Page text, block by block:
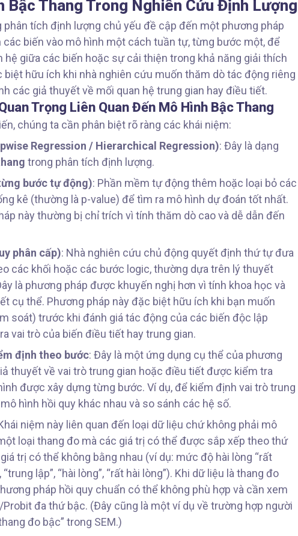
Bậc Thang Trong Nghiên Cứu Định Lượng
phân tích định lượng chủ yếu đề cập đến một phương pháp
biến vào mô hình một cách tuần tự, từng bước một, để
hệ giữa các biến hoặc sự cải thiện trong khả năng giải thích
biệt hữu ích khi nhà nghiên cứu muốn thăm dò tác động riêng
các giả thuyết về mối quan hệ trung gian hay điều tiết.
Trọng Liên Quan Đến Mô Hình Bậc Thang
chúng ta cần phân biệt rõ ràng các khái niệm:
Regression / Hierarchical Regression): Đây là dạng
trong phân tích định lượng.
bước tự động): Phần mềm tự động thêm hoặc loại bỏ các
kê (thường là p-value) để tìm ra mô hình dự đoán tốt nhất.
này thường bị chỉ trích vì tính thăm dò cao và dễ dẫn đến
phân cấp): Nhà nghiên cứu chủ động quyết định thứ tự đưa
các khối hoặc các bước logic, thường dựa trên lý thuyết
là phương pháp được khuyến nghị hơn vì tính khoa học và
cụ thể. Phương pháp này đặc biệt hữu ích khi bạn muốn
soát) trước khi đánh giá tác động của các biến độc lập
vai trò của biến điều tiết hay trung gian.
định theo bước: Đây là một ứng dụng cụ thể của phương
thuyết về vai trò trung gian hoặc điều tiết được kiểm tra
được xây dựng từng bước. Ví dụ, để kiểm định vai trò trung
hình hồi quy khác nhau và so sánh các hệ số.
niệm này liên quan đến loại dữ liệu chứ không phải mô
loại thang đo mà các giá trị có thể được sắp xếp theo thứ
trị có thể không bằng nhau (ví dụ: mức độ hài lòng “rất
lập”, “hài lòng”, “rất hài lòng”). Khi dữ liệu là thang đo
pháp hồi quy chuẩn có thể không phù hợp và cần xem
đa thứ bậc. (Đây cũng là một ví dụ về trường hợp người
đo bậc” trong SEM.)